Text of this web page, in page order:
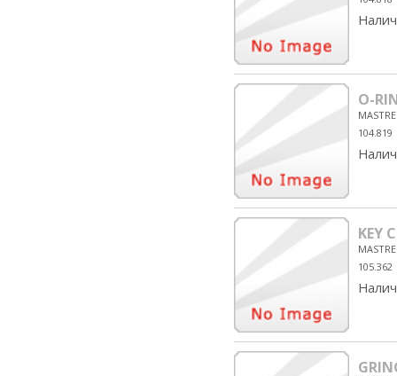
O-
104.819
KEY
105.362